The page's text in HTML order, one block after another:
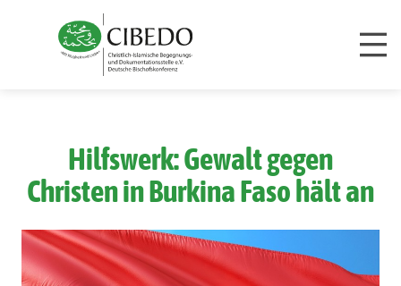
Hilfswerk: Gewalt gegen
Christen in Burkina Faso hält an